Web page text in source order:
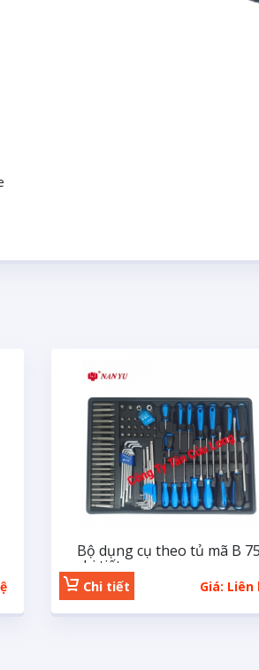
Bộ dụng cụ theo tủ mã B 75
chi tiết
Giá: Liên
Chi tiết